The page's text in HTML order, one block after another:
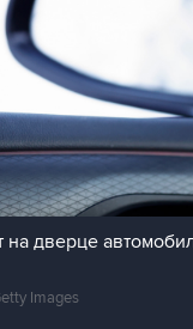
на дверце
Images